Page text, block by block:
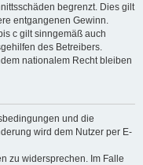
begrenzt. Dies gilt
entgangenen Gewinn.
c gilt sinngemäß auch
des Betreibers.
nationalem Recht bleiben
und die
wird dem Nutzer per E-
zu widersprechen. Im Falle